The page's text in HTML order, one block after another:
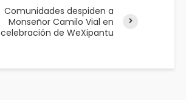
Comunidades despiden a
Monseñor Camilo Vial en
celebración de WeXipantu